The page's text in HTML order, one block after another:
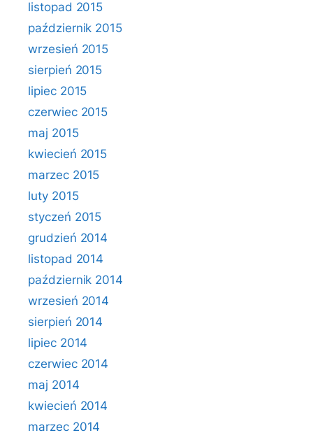
listopad 2015
październik 2015
wrzesień 2015
sierpień 2015
lipiec 2015
czerwiec 2015
maj 2015
kwiecień 2015
marzec 2015
luty 2015
styczeń 2015
grudzień 2014
listopad 2014
październik 2014
wrzesień 2014
sierpień 2014
lipiec 2014
czerwiec 2014
maj 2014
kwiecień 2014
marzec 2014